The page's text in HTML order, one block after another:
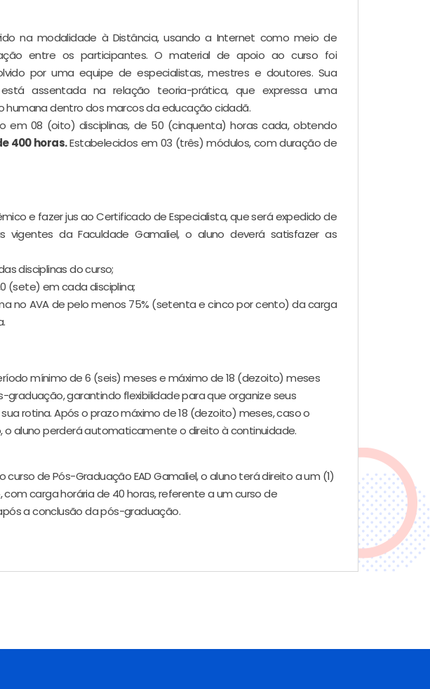
na modalidade à Distância, usando a Internet como meio de
entre os participantes. O material de apoio ao curso foi
por uma equipe de especialistas, mestres e doutores. Sua
assentada na relação teoria-prática, que expressa uma
dentro dos marcos da educação cidadã.
em 08 (oito) disciplinas, de 50 (cinquenta) horas cada, obtendo
400 horas.Estabelecidos em 03 (três) módulos, com duração de
e fazer jus ao Certificado de Especialista, que será expedido de
vigentes da Faculdade Gamaliel, o aluno deverá satisfazer as
disciplinas do curso;
(sete) em cada disciplina;
no AVA de pelo menos 75% (setenta e cinco por cento) da carga
mínimo de 6 (seis) meses e máximo de 18 (dezoito) meses
graduação, garantindo flexibilidade para que organize seus
rotina. Após o prazo máximo de 18 (dezoito) meses, caso o
o aluno perderá automaticamente o direito à continuidade.
curso de Pós-Graduação EAD Gamaliel, o aluno terá direito a um (1)
com carga horária de 40 horas, referente a um curso de
a conclusão da pós-graduação.